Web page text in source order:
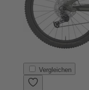
Vergleichen